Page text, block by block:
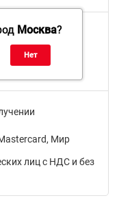
Москва?
Мир
лиц с НДС и без